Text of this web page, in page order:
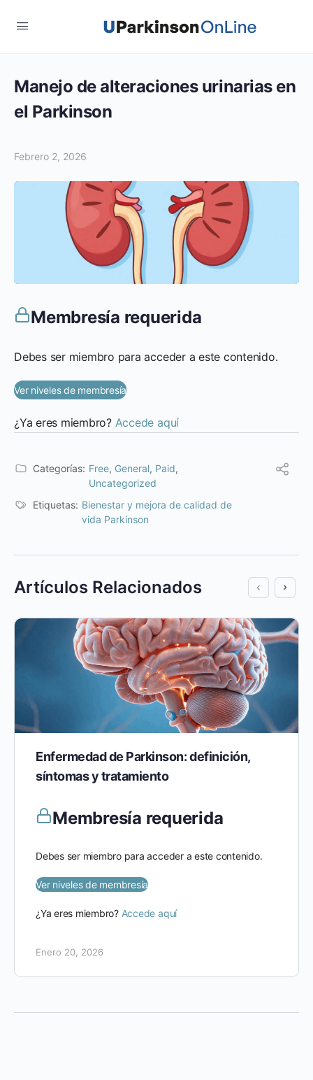
Manejo de alteraciones urinarias en
el Parkinson
Febrero 2, 2026
Membresía requerida
Debes ser miembro para acceder a este contenido.
Ver niveles de membresía
¿Ya eres miembro? Accede aquí
Categorías: Free, General, Paid,
Uncategorized
Etiquetas: Bienestar y mejora de calidad de
vida Parkinson
Artículos Relacionados
Enfermedad de Parkinson: definición,
síntomas y tratamiento
Membresía requerida
Debes ser miembro para acceder a este contenido.
Ver niveles de membresía
¿Ya eres miembro? Accede aquí
Enero 20, 2026